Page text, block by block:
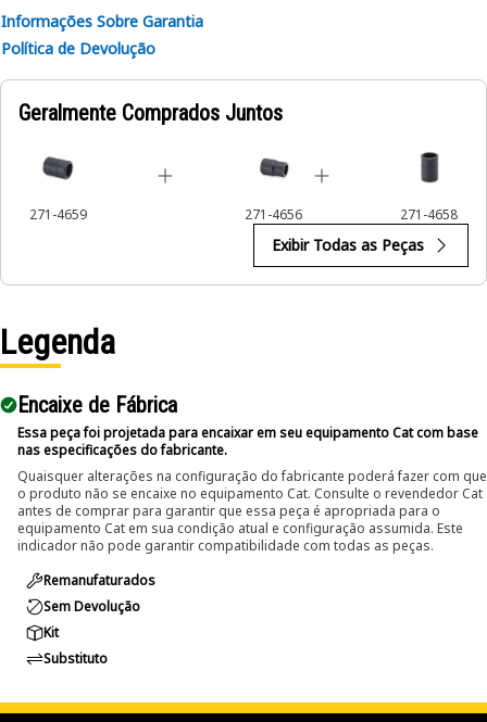
• Ensures a secure fit to reduce the risk of fastener damage.
• Provides excellent gripping power for reliable fastening.
The 12-Point Impact Socket is used in conjunction with
equipment components, ensuring efficient maintenance
Informações Sobre Garantia
Política de Devolução
Geralmente Comprados Juntos
271-4659 271-4656 271-4658
Exibir Todas as Peças
Legenda
Encaixe de Fábrica
Essa peça foi projetada para encaixar em seu equipamento Cat com base
nas especificações do fabricante.
Quaisquer alterações na configuração do fabricante poderá fazer com que
o produto não se encaixe no equipamento Cat. Consulte o revendedor Cat
antes de comprar para garantir que essa peça é apropriada para o
equipamento Cat em sua condição atual e configuração assumida. Este
indicador não pode garantir compatibilidade com todas as peças.
Remanufaturados
Sem Devolução
Kit
Substituto